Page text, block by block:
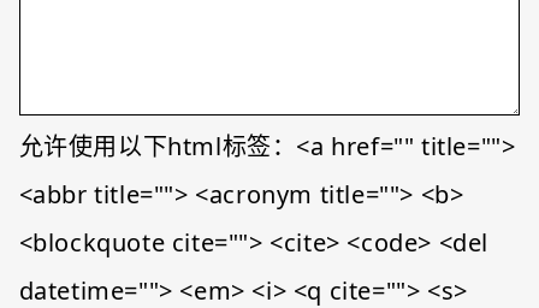
允许使用以下html标签：<a href="" title="">
<abbr title=""> <acronym title=""> <b>
<blockquote cite=""> <cite> <code> <del
datetime=""> <em> <i> <q cite=""> <s>